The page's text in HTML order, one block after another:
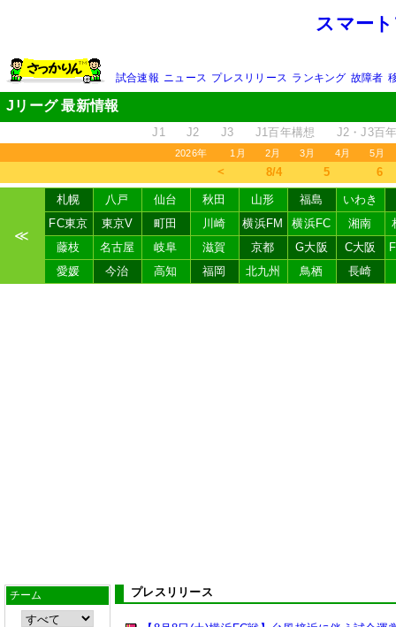
スマー
試合速報 ニュース プレスリリース ランキング 故障者
Jリーグ 最新情報
J1 J2 J3 J1百年構想 J2・J3百
2026年 1月 2月 3月 4月 5月
＜ 8/4 5 6
≪
札幌 八戸 仙台 秋田 山形 福島
いわき
FC東京
東京V 町田 川崎 横浜FM 横浜FC 湘南
藤枝
名古屋 岐阜 滋賀 京都 G大阪 C大阪
愛媛
今治 高知 福岡 北九州 鳥栖 長崎
チーム プレスリリース